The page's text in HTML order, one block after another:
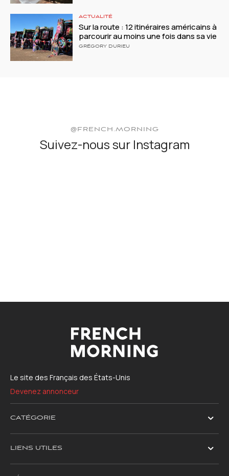
ACTUALITÉ
Sur la route : 12 itinéraires américains à
parcourir au moins une fois dans sa vie
GRÉGORY DURIEU
@FRENCH.MORNING
Suivez-nous sur Instagram
Le site des Français des États-Unis
Devenez annonceur
CATÉGORIE
LIENS UTILES